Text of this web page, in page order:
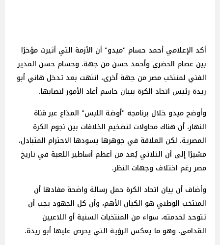
أكد الإعلامي أحمد حسام "ميدو" أن الأزمة التي أثيرت مؤخرًا
بين عصام الحضري وأحمد حسن من جهة، وحسام حسن المدير
الفني لمنتخب مصر من جهة أخرى، انتهت بعد تدخل هاني أبو
ريدة رئيس اتحاد الكرة ببيان حاسم أعاد الأمور لنصابها.
وأوضح ميدو خلال برنامجه "أوضة اللبس" المذاع عبر قناة
النهار، أن هناك محاولات لتضخيم الخلافات بين نجوم الكرة
المصرية، لكن العلاقة في جوهرها يسودها الاحترام المتبادل،
مشيرًا إلى أن الثلاثي يُعد من أعظم أساطير اللعبة في تاريخ
مصر رغم اختلاف وجهات النظر.
وأضاف أن بيان اتحاد الكرة حمل رسالة واضحة مفادها أن
المنتخب الوطني هو الكيان الأهم، وأن كل الجهود يجب أن
تتوحد لخدمته، سواء من المنتخبات السنية أو اللاعبين
القدامى، وهو ما يعكس الرؤية التي يحرص عليها أبو ريدة.